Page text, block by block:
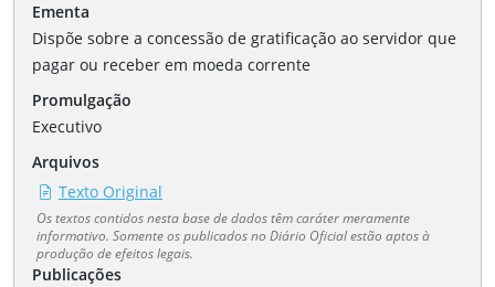
Ementa
Dispõe sobre a concessão de gratificação ao servidor que
pagar ou receber em moeda corrente
Promulgação
Executivo
Arquivos
Texto Original
Os textos contidos nesta base de dados têm caráter meramente
informativo. Somente os publicados no Diário Oficial estão aptos à
produção de efeitos legais.
Publicações